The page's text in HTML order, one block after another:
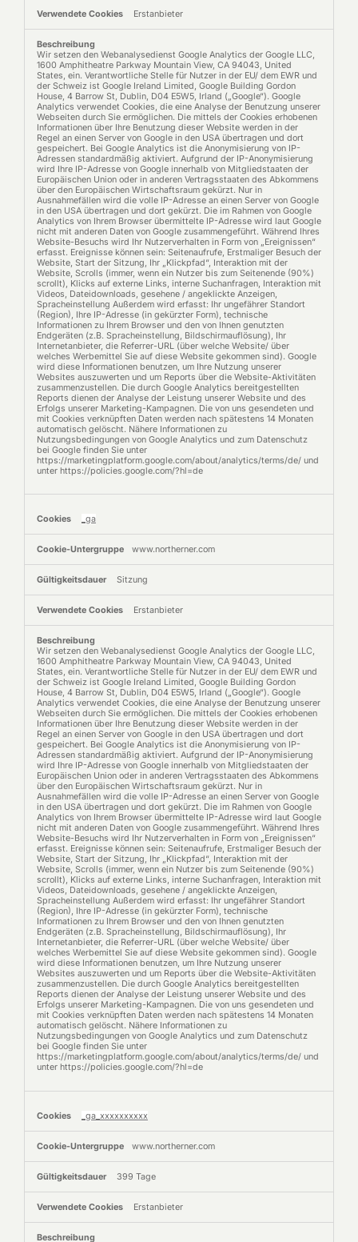
Erstanbieter
Wir setzen den Webanalysedienst Google Analytics der Google LLC,
1600 Amphitheatre Parkway Mountain View, CA 94043, United
States, ein. Verantwortliche Stelle für Nutzer in der EU/ dem EWR und
der Schweiz ist Google Ireland Limited, Google Building Gordon
House, 4 Barrow St, Dublin, D04 E5W5, Irland („Google“). Google
Analytics verwendet Cookies, die eine Analyse der Benutzung unserer
Webseiten durch Sie ermöglichen. Die mittels der Cookies erhobenen
Informationen über Ihre Benutzung dieser Website werden in der
Regel an einen Server von Google in den USA übertragen und dort
gespeichert. Bei Google Analytics ist die Anonymisierung von IP-
Adressen standardmäßig aktiviert. Aufgrund der IP-Anonymisierung
wird Ihre IP-Adresse von Google innerhalb von Mitgliedstaaten der
Europäischen Union oder in anderen Vertragsstaaten des Abkommens
über den Europäischen Wirtschaftsraum gekürzt. Nur in
Ausnahmefällen wird die volle IP-Adresse an einen Server von Google
in den USA übertragen und dort gekürzt. Die im Rahmen von Google
Analytics von Ihrem Browser übermittelte IP-Adresse wird laut Google
nicht mit anderen Daten von Google zusammengeführt. Während Ihres
Website-Besuchs wird Ihr Nutzerverhalten in Form von „Ereignissen“
erfasst. Ereignisse können sein: Seitenaufrufe, Erstmaliger Besuch der
Website, Start der Sitzung, Ihr „Klickpfad“, Interaktion mit der
Website, Scrolls (immer, wenn ein Nutzer bis zum Seitenende (90%)
scrollt), Klicks auf externe Links, interne Suchanfragen, Interaktion mit
Videos, Dateidownloads, gesehene / angeklickte Anzeigen,
Spracheinstellung Außerdem wird erfasst: Ihr ungefährer Standort
(Region), Ihre IP-Adresse (in gekürzter Form), technische
Informationen zu Ihrem Browser und den von Ihnen genutzten
Endgeräten (z.B. Spracheinstellung, Bildschirmauflösung), Ihr
Internetanbieter, die Referrer-URL (über welche Website/ über
welches Werbemittel Sie auf diese Website gekommen sind). Google
wird diese Informationen benutzen, um Ihre Nutzung unserer
Websites auszuwerten und um Reports über die Website-Aktivitäten
zusammenzustellen. Die durch Google Analytics bereitgestellten
Reports dienen der Analyse der Leistung unserer Website und des
Erfolgs unserer Marketing-Kampagnen. Die von uns gesendeten und
mit Cookies verknüpften Daten werden nach spätestens 14 Monaten
automatisch gelöscht. Nähere Informationen zu
Nutzungsbedingungen von Google Analytics und zum Datenschutz
bei Google finden Sie unter
https://marketingplatform.google.com/about/analytics/terms/de/ und
unter https://policies.google.com/?hl=de
_ga
www.northerner.com
Sitzung
Erstanbieter
Wir setzen den Webanalysedienst Google Analytics der Google LLC,
1600 Amphitheatre Parkway Mountain View, CA 94043, United
States, ein. Verantwortliche Stelle für Nutzer in der EU/ dem EWR und
der Schweiz ist Google Ireland Limited, Google Building Gordon
House, 4 Barrow St, Dublin, D04 E5W5, Irland („Google“). Google
Analytics verwendet Cookies, die eine Analyse der Benutzung unserer
Webseiten durch Sie ermöglichen. Die mittels der Cookies erhobenen
Informationen über Ihre Benutzung dieser Website werden in der
Regel an einen Server von Google in den USA übertragen und dort
gespeichert. Bei Google Analytics ist die Anonymisierung von IP-
Adressen standardmäßig aktiviert. Aufgrund der IP-Anonymisierung
wird Ihre IP-Adresse von Google innerhalb von Mitgliedstaaten der
Europäischen Union oder in anderen Vertragsstaaten des Abkommens
über den Europäischen Wirtschaftsraum gekürzt. Nur in
Ausnahmefällen wird die volle IP-Adresse an einen Server von Google
in den USA übertragen und dort gekürzt. Die im Rahmen von Google
Analytics von Ihrem Browser übermittelte IP-Adresse wird laut Google
nicht mit anderen Daten von Google zusammengeführt. Während Ihres
Website-Besuchs wird Ihr Nutzerverhalten in Form von „Ereignissen“
erfasst. Ereignisse können sein: Seitenaufrufe, Erstmaliger Besuch der
Website, Start der Sitzung, Ihr „Klickpfad“, Interaktion mit der
Website, Scrolls (immer, wenn ein Nutzer bis zum Seitenende (90%)
scrollt), Klicks auf externe Links, interne Suchanfragen, Interaktion mit
Videos, Dateidownloads, gesehene / angeklickte Anzeigen,
Spracheinstellung Außerdem wird erfasst: Ihr ungefährer Standort
(Region), Ihre IP-Adresse (in gekürzter Form), technische
Informationen zu Ihrem Browser und den von Ihnen genutzten
Endgeräten (z.B. Spracheinstellung, Bildschirmauflösung), Ihr
Internetanbieter, die Referrer-URL (über welche Website/ über
welches Werbemittel Sie auf diese Website gekommen sind). Google
wird diese Informationen benutzen, um Ihre Nutzung unserer
Websites auszuwerten und um Reports über die Website-Aktivitäten
zusammenzustellen. Die durch Google Analytics bereitgestellten
Reports dienen der Analyse der Leistung unserer Website und des
Erfolgs unserer Marketing-Kampagnen. Die von uns gesendeten und
mit Cookies verknüpften Daten werden nach spätestens 14 Monaten
automatisch gelöscht. Nähere Informationen zu
Nutzungsbedingungen von Google Analytics und zum Datenschutz
bei Google finden Sie unter
https://marketingplatform.google.com/about/analytics/terms/de/ und
unter https://policies.google.com/?hl=de
_ga_xxxxxxxxxx
www.northerner.com
399 Tage
Erstanbieter